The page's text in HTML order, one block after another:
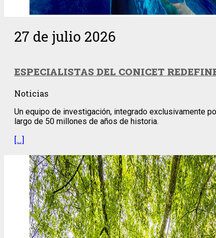
27 de julio 2026
ESPECIALISTAS DEL CONICET
Noticias
Un equipo de investigación, integrado exclusivamente
largo de 50 millones de años de historia.
[…]